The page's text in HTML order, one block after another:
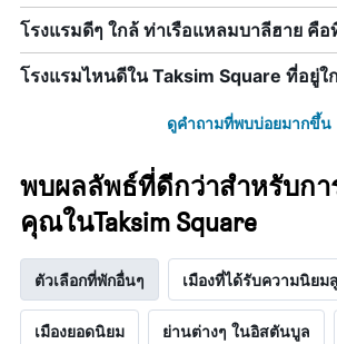
โรงแรมดีๆ ใกล้ ท่าเรือแหลมบาลีฮาย คื
โรงแรมไหนดีใน Taksim Square ที่อยู่ใ
ดูคำถามที่พบบ่อยมากขึ้น
พบผลลัพธ์ที่ดีกว่าสำหรับกา
คุณในTaksim Square
ตัวเลือกที่พักอื่นๆ เมืองที่ได้รับความนิยม
เมืองยอดนิยม ย่านต่างๆ ในอิสตันบูล